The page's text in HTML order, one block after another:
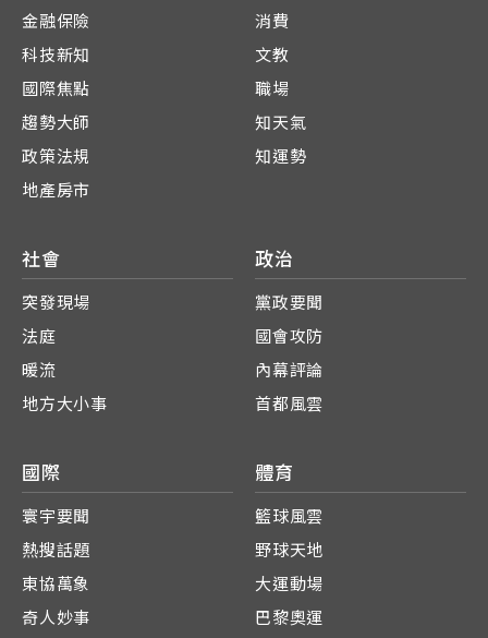
金融保險
科技新知
國際焦點
趨勢大師
政策法規
地產房市
消費
文教
職場
知天氣
知運勢
社會
突發現場
法庭
暖流
地方大小事
政治
黨政要聞
國會攻防
內幕評論
首都風雲
國際
寰宇要聞
熱搜話題
東協萬象
奇人妙事
體育
籃球風雲
野球天地
大運動場
巴黎奧運